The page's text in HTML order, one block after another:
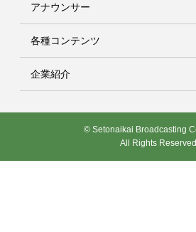
アナウンサー
各種コンテンツ
企業紹介
© Setonaikai Broadcasting
All Rights